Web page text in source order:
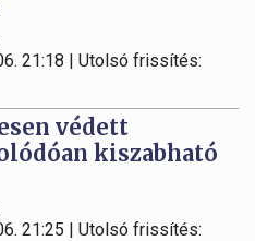
21:18 | Utolsó frissítés:
védett
kiszabható
21:25 | Utolsó frissítés: